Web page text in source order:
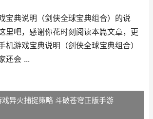
宝典说明（剑侠全球宝典组合）的说
里吧，感谢你花时刻阅读本篇文章，更
机游戏宝典说明（剑侠全球宝典组合）
还会 ...
异火捕捉策略 斗破苍穹正版手游